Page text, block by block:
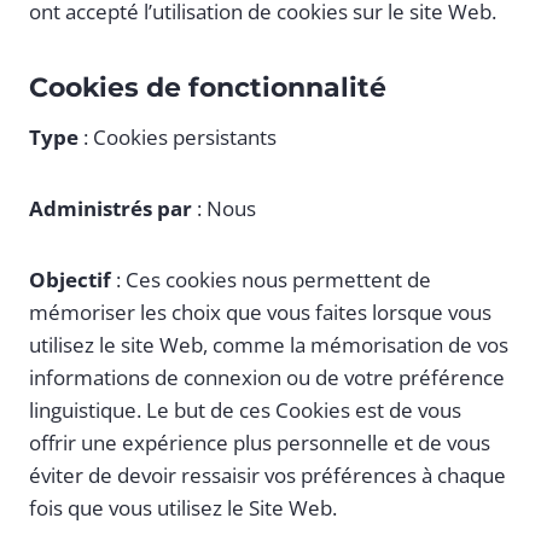
ont accepté l’utilisation de cookies sur le site Web.
Cookies de fonctionnalité
Type : Cookies persistants
Administrés par : Nous
Objectif: Ces cookies nous permettent de
mémoriser les choix que vous faites lorsque vous
utilisez le site Web, comme la mémorisation de vos
informations de connexion ou de votre préférence
linguistique. Le but de ces Cookies est de vous
offrir une expérience plus personnelle et de vous
éviter de devoir ressaisir vos préférences à chaque
fois que vous utilisez le Site Web.